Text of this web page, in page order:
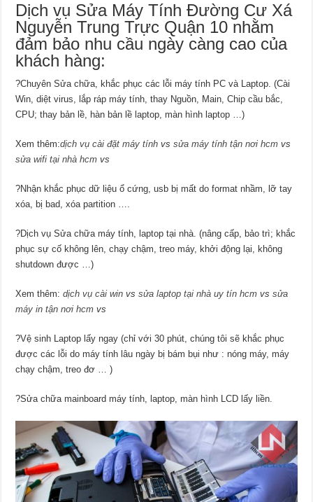
Dịch vụ Sửa Máy Tính Đường Cư Xá
Nguyễn Trung Trực Quận 10 nhằm
đảm bảo nhu cầu ngày càng cao của
khách hàng:
?Chuyên Sửa chữa, khắc phục các lỗi máy tính PC và Laptop. (Cài
Win, diệt virus, lắp ráp máy tính, thay Nguồn, Main, Chip cầu bắc,
CPU; thay bản lề, hàn bản lề laptop, màn hình laptop …)
Xem thêm:dịch vụ cài đặt máy tính vssửa máy tính tận nơi hcm vs
sửa wifi tại nhà hcm vs
?Nhận khắc phục dữ liệu ổ cứng, usb bị mất do format nhầm, lỡ tay
xóa, bị bad, xóa partition ….
?Dịch vụ Sửa chữa máy tính, laptop tại nhà. (nâng cấp, bảo trì; khắc
phục sự cố không lên, chạy chậm, treo máy, khởi động lại, không
shutdown được …)
Xem thêm:dịch vụ cài win vssửa laptop tại nhà uy tín hcm vssửa
máy in tận nơi hcm vs
?Vệ sinh Laptop lấy ngay (chỉ với 30 phút, chúng tôi sẽ khắc phục
được các lỗi do máy tính lâu ngày bị bám bụi như : nóng máy, máy
chạy chậm, treo đơ … )
?Sửa chữa mainboard máy tính, laptop, màn hình LCD lấy liền.